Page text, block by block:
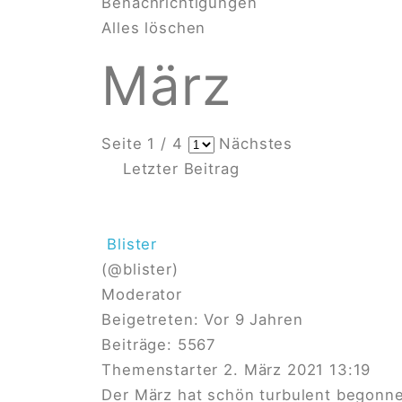
Alles löschen
März
Seite 1 / 4
Nächstes
Letzter Beitrag
Blister
(@blister)
Moderator
Beigetreten: Vor 9 Jahren
Beiträge: 5567
Themenstarter 2. März 2021 13:19
Der März hat schön turbulent